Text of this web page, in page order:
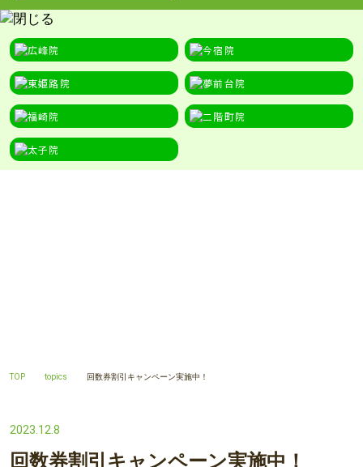
TOP topics 回数券割引キャンペーン実施中！
2023.12.8
回数券割引キャンペーン実施中！